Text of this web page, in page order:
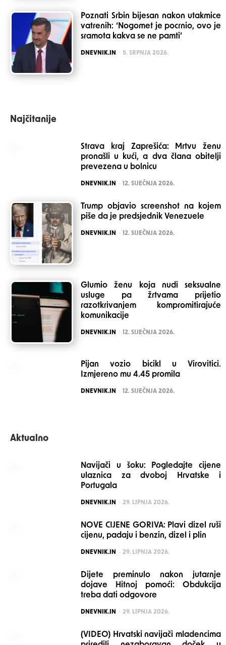
Poznati Srbin bijesan nakon utakmice
vatrenih: ‘Nogomet je pocrnio, ovo je
sramota kakva se ne pamti’
POSTED
DNEVNIK.IN 5. SRPNJA 2026.
Najčitanije
Strava kraj Zaprešića: Mrtvu ženu
pronašli u kući, a dva člana obitelji
prevezena u bolnicu
POSTED
DNEVNIK.IN 12. SIJEČNJA 2026.
Trump objavio screenshot na kojem
piše da je predsjednik Venezuele
POSTED
DNEVNIK.IN 12. SIJEČNJA 2026.
Glumio ženu koja nudi seksualne
usluge pa žrtvama prijetio
razotkrivanjem kompromitirajuće
komunikacije
POSTED
DNEVNIK.IN 12. SIJEČNJA 2026.
Pijan vozio bicikl u Virovitici.
Izmjereno mu 4.45 promila
POSTED
DNEVNIK.IN 12. SIJEČNJA 2026.
Aktualno
Navijači u šoku: Pogledajte cijene
ulaznica za dvoboj Hrvatske i
Portugala
POSTED
DNEVNIK.IN 29. LIPNJA 2026.
NOVE CIJENE GORIVA: Plavi dizel ruši
cijenu, padaju i benzin, dizel i plin
POSTED
DNEVNIK.IN 29. LIPNJA 2026.
Dijete preminulo nakon jutarnje
dojave Hitnoj pomoći: Obdukcija
treba dati odgovore
POSTED
DNEVNIK.IN 29. LIPNJA 2026.
(VIDEO) Hrvatski navijači mladencima